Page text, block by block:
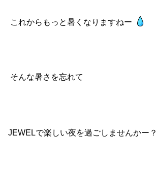
これからもっと暑くなりますねー
そんな暑さを忘れて
JEWELで楽しい夜を過ごしませんかー？